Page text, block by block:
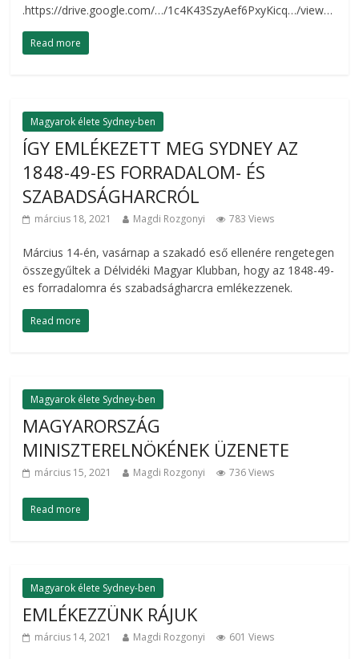
.https://drive.google.com/…/1c4K43SzyAef6PxyKicq…/view…
Read more
Magyarok élete Sydney-ben
ÍGY EMLÉKEZETT MEG SYDNEY AZ
1848-49-ES FORRADALOM- ÉS
SZABADSÁGHARCRÓL
március 18, 2021 Magdi Rozgonyi 783 Views
Március 14-én, vasárnap a szakadó eső ellenére rengetegen
összegyűltek a Délvidéki Magyar Klubban, hogy az 1848-49-
es forradalomra és szabadságharcra emlékezzenek.
Read more
Magyarok élete Sydney-ben
MAGYARORSZÁG
MINISZTERELNÖKÉNEK ÜZENETE
március 15, 2021 Magdi Rozgonyi 736 Views
Read more
Magyarok élete Sydney-ben
EMLÉKEZZÜNK RÁJUK
március 14, 2021 Magdi Rozgonyi 601 Views